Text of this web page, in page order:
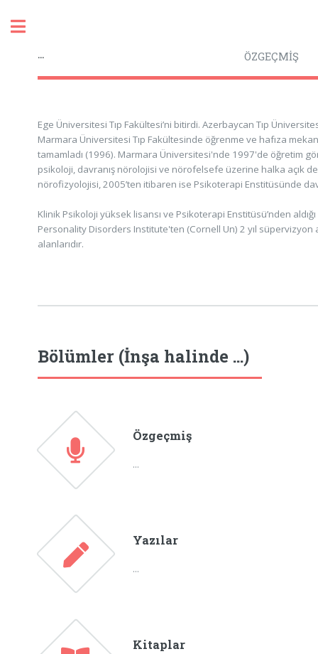
... ÖZGEÇMİŞ
Ege Üniversitesi Tıp Fakültesi’ni bitirdi. Azerbaycan Tıp
Marmara Üniversitesi Tıp Fakültesinde öğrenme ve hafıza
tamamladı (1996). Marmara Üniversitesi'nde 1997'de öğretim
psikoloji, davranış nörolojisi ve nörofelsefe üzerine halka açık
nörofizyolojisi, 2005’ten itibaren ise Psikoterapi Enstitüsünde
Klinik Psikoloji yüksek lisansı ve Psikoterapi Enstitüsü’nden
Personality Disorders Institute'ten (Cornell Un) 2 yıl
alanlarıdır.
Bölümler (İnşa halinde ...)
Özgeçmiş
...
Yazılar
...
Kitaplar